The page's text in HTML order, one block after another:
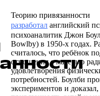
Теорию привязанности
разработал английский
психоаналитик Джон
Bowlby) в 1950-х годах.
считалось, что ребёнок
отношения с матерью
удовлетворения
потребностей. Боулби
экспериментов и доказал,